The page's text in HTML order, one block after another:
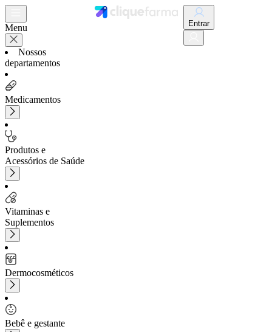
Menu
Nossos
departamentos
Medicamentos
Produtos e
Acessórios de Saúde
Vitaminas e
Suplementos
Dermocosméticos
Bebê e gestante
Entrar